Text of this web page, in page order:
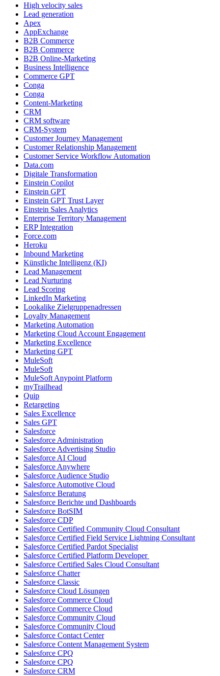
High velocity sales
Lead generation
Apex
AppExchange
B2B Commerce
B2B Commerce
B2B Online-Marketing
Business Intelligence
Commerce GPT
Conga
Conga
Content-Marketing
CRM
CRM software
CRM-System
Customer Journey Management
Customer Relationship Management
Customer Service Workflow Automation
Data.com
Digitale Transformation
Einstein Copilot
Einstein GPT
Einstein GPT Trust Layer
Einstein Sales Analytics
Enterprise Territory Management
ERP Integration
Force.com
Heroku
Inbound Marketing
Künstliche Intelligenz (KI)
Lead Management
Lead Nurturing
Lead Scoring
LinkedIn Marketing
Lookalike Zielgruppenadressen
Loyalty Management
Marketing Automation
Marketing Cloud Account Engagement
Marketing Excellence
Marketing GPT
MuleSoft
MuleSoft
MuleSoft Anypoint Platform
myTrailhead
Quip
Retargeting
Sales Excellence
Sales GPT
Salesforce
Salesforce Administration
Salesforce Advertising Studio
Salesforce AI Cloud
Salesforce Anywhere
Salesforce Audience Studio
Salesforce Automotive Cloud
Salesforce Beratung
Salesforce Berichte und Dashboards
Salesforce BotSIM
Salesforce CDP
Salesforce Certified Community Cloud Consultant
Salesforce Certified Field Service Lightning Consultant
Salesforce Certified Pardot Specialist
Salesforce Certified Platform Developer
Salesforce Certified Sales Cloud Consultant
Salesforce Chatter
Salesforce Classic
Salesforce Cloud Lösungen
Salesforce Commerce Cloud
Salesforce Commerce Cloud
Salesforce Community Cloud
Salesforce Community Cloud
Salesforce Contact Center
Salesforce Content Management System
Salesforce CPQ
Salesforce CPQ
Salesforce CRM